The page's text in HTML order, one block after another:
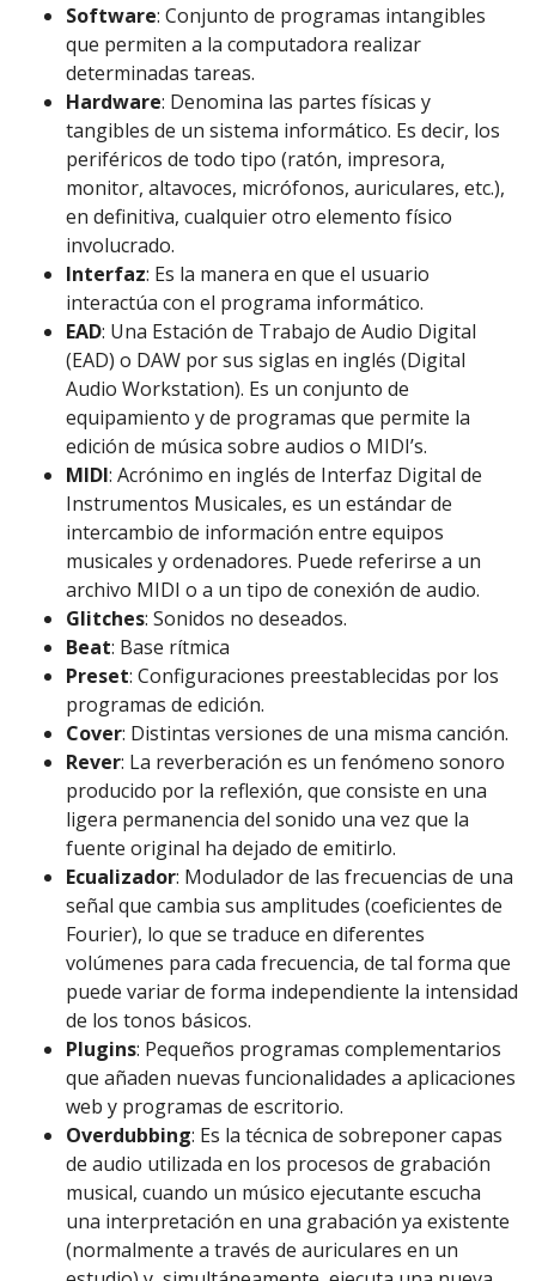
Software: Conjunto de programas intangibles
que permiten a la computadora realizar
determinadas tareas.
Hardware: Denomina las partes físicas y
tangibles de un sistema informático. Es decir, los
periféricos de todo tipo (ratón, impresora,
monitor, altavoces, micrófonos, auriculares, etc.),
en definitiva, cualquier otro elemento físico
involucrado.
Interfaz: Es la manera en que el usuario
interactúa con el programa informático.
EAD: Una Estación de Trabajo de Audio Digital
(EAD) o DAW por sus siglas en inglés (Digital
Audio Workstation). Es un conjunto de
equipamiento y de programas que permite la
edición de música sobre audios o MIDI’s.
MIDI: Acrónimo en inglés de Interfaz Digital de
Instrumentos Musicales, es un estándar de
intercambio de información entre equipos
musicales y ordenadores. Puede referirse a un
archivo MIDI o a un tipo de conexión de audio.
Glitches: Sonidos no deseados.
Beat: Base rítmica
Preset: Configuraciones preestablecidas por los
programas de edición.
Cover: Distintas versiones de una misma canción.
Rever: La reverberación es un fenómeno sonoro
producido por la reflexión, que consiste en una
ligera permanencia del sonido una vez que la
fuente original ha dejado de emitirlo.
Ecualizador: Modulador de las frecuencias de una
señal que cambia sus amplitudes (coeficientes de
Fourier), lo que se traduce en diferentes
volúmenes para cada frecuencia, de tal forma que
puede variar de forma independiente la intensidad
de los tonos básicos.
Plugins: Pequeños programas complementarios
que añaden nuevas funcionalidades a aplicaciones
web y programas de escritorio.
Overdubbing: Es la técnica de sobreponer capas
de audio utilizada en los procesos de grabación
musical, cuando un músico ejecutante escucha
una interpretación en una grabación ya existente
(normalmente a través de auriculares en un